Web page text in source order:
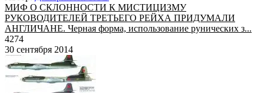
МИФ О СКЛОННОСТИ К МИСТИЦИЗМУ
РУКОВОДИТЕЛЕЙ ТРЕТЬЕГО РЕЙХА ПРИДУМАЛИ
АНГЛИЧАНЕ. Черная форма, использование рунических з...
4274
30 сентября 2014